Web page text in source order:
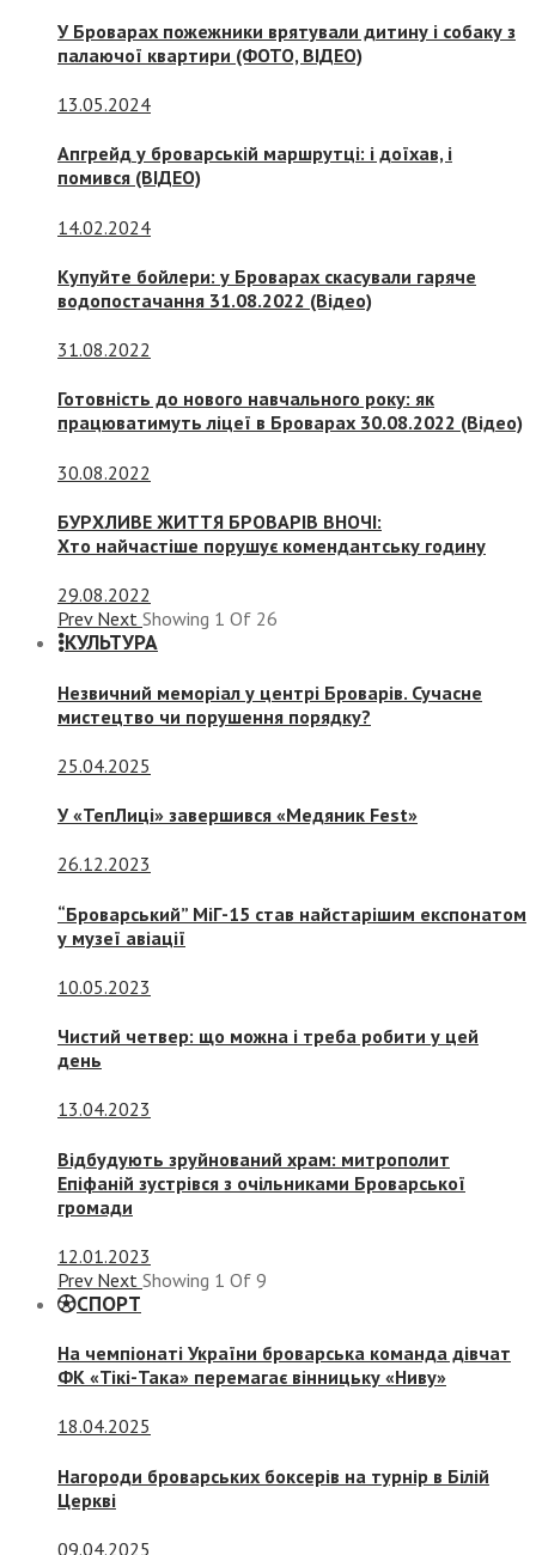
У Броварах пожежники врятували дитину і собаку з
палаючої квартири (ФОТО, ВІДЕО)
13.05.2024
Апгрейд у броварській маршрутці: і доїхав, і
помився (ВІДЕО)
14.02.2024
Купуйте бойлери: у Броварах скасували гаряче
водопостачання 31.08.2022 (Відео)
31.08.2022
Готовність до нового навчального року: як
працюватимуть ліцеї в Броварах 30.08.2022 (Відео)
30.08.2022
БУРХЛИВЕ ЖИТТЯ БРОВАРІВ ВНОЧІ:
Хто найчастіше порушує комендантську годину
29.08.2022
Prev Next Showing 1 Of 26
КУЛЬТУРА
Незвичний меморіал у центрі Броварів. Сучасне
мистецтво чи порушення порядку?
25.04.2025
У «ТепЛиці» завершився «Медяник Fest»
26.12.2023
“Броварський” МіГ-15 став найстарішим експонатом
у музеї авіації
10.05.2023
Чистий четвер: що можна і треба робити у цей
день
13.04.2023
Відбудують зруйнований храм: митрополит
Епіфаній зустрівся з очільниками Броварської
громади
12.01.2023
Prev Next Showing 1 Of 9
СПОРТ
На чемпіонаті України броварська команда дівчат
ФК «Тікі-Така» перемагає вінницьку «Ниву»
18.04.2025
Нагороди броварських боксерів на турнір в Білій
Церкві
09.04.2025